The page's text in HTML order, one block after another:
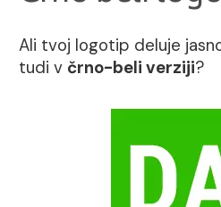
Ali tvoj logotip deluje
tudi v črno-beli verziji?